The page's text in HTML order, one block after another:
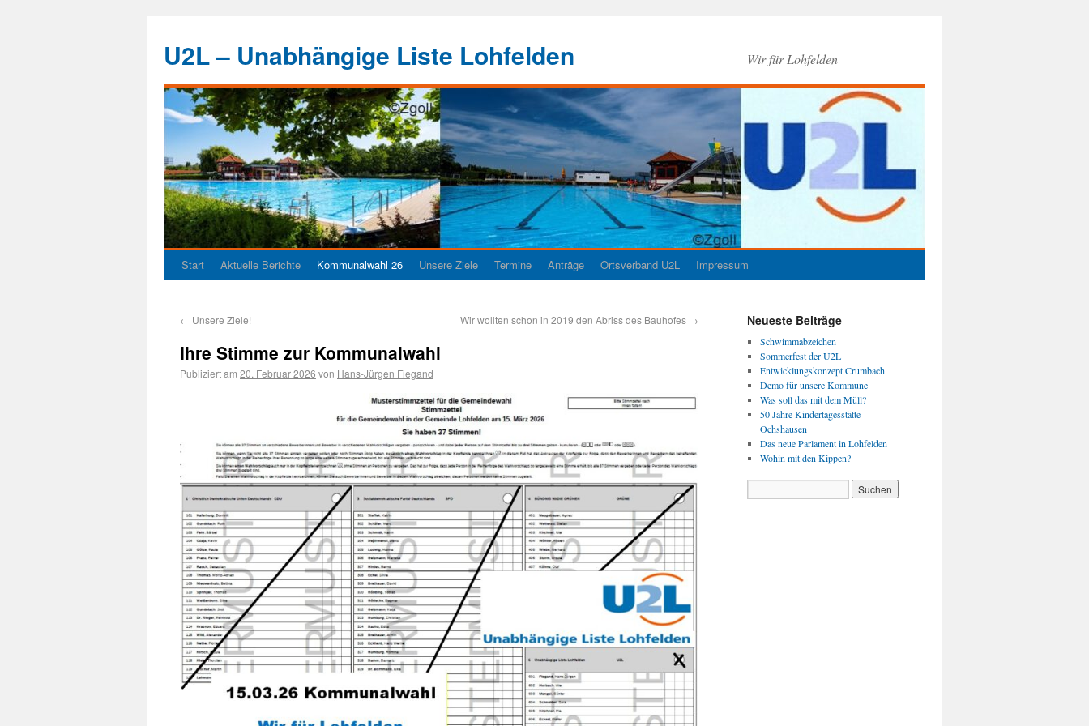
U2L – Unabhängige Liste Lohfelden Wir für Lohfelden
Start Aktuelle Berichte Kommunalwahl 26 Unsere Ziele Termine Anträge Ortsverband U2L Impressum
← Unsere Ziele! Wir wollten schon in 2019 den Abriss des Bauhofes →
Ihre Stimme zur Kommunalwahl
Publiziert am 20. Februar 2026 von Hans-Jürgen Fiegand
Neueste Beiträge
Schwimmabzeichen
Sommerfest der U2L
Entwicklungskonzept Crumbach
Demo für unsere Kommune
Was soll das mit dem Müll?
50 Jahre Kindertagesstätte
Ochshausen
Das neue Parlament in Lohfelden
Wohin mit den Kippen?